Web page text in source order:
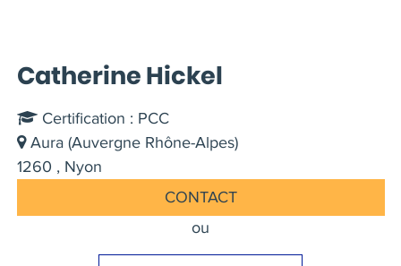
Catherine Hickel
Certification : PCC
Aura (Auvergne Rhône-Alpes)
1260 , Nyon
CONTACT
ou